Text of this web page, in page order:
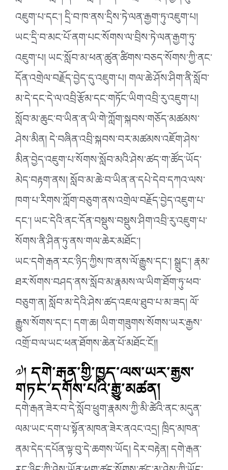
འཇུག་པ་དང་། དྲི་བ་ཁ་ནས་དྲིས་ཏེ་ལན་རྒྱག་ཏུ་འཇུག་པ།
ཡང་དྲི་བ་མང་པོ་ནག་པང་སོགས་ལ་བྲིས་ཏེ་ལན་རྒྱག་ཏུ་
འཇུག་པ། ཡང་སློབ་མ་ཕན་ཚུན་ཚིགས་བཅད་སོགས་ཀྱི་ནང་
དོན་འགྲེལ་བརྗོད་བྱེད་དུ་འཇུག་པ། གལ་ཆེ་ཤོས་ཤིག་ནི་སློབ་
མ་དེ་དང་དེ་ལ་འབྲི་རྩོམ་དང་གཏོང་ཡིག་འབྲི་རུ་འཇུག་པ།
སློབ་མ་ཆུང་བ་ཡིན་ན་ཡི་གེ་ཀློག་སྐབས་གཅོད་མཚམས་
ཤེས་མིན། དེ་བཞིན་འབྲི་སྐབས་བར་མཚམས་འཇོག་ཤེས་
མིན་བྱེད་འཇུག་པ་སོགས་སློབ་མའི་ཤེས་ཚད་ག་ཚོད་ཡོད་
མེད་བརྟག་ནས། སློབ་མ་ཆེ་བ་ཡིན་ན་དཔེ་དེབ་དཀའ་ལས་
ཁག་པ་རིགས་ཀློག་བཅུག་ནས་འགྲེལ་བརྗོད་བྱེད་འཇུག་པ་
དང་། ཡང་དེའི་ནང་དོན་བསྡུས་བསྡུས་ཤིག་འབྲི་རུ་འཇུག་པ་
སོགས་ནི་ཤིན་ཏུ་ནས་གལ་ཆེར་མཐོང་།
ཡང་དགེ་རྒན་རང་ཉིད་ཀྱིས་ཁ་ནས་ལོ་རྒྱུས་དང་། སྒྲུང་། རྣམ་
ཐར་སོགས་བཤད་ནས་སློབ་མ་རྣམས་ལ་ཡིག་ཐོག་ཏུ་ཕབ་
བཅུག་ན། སློབ་མ་དེའི་ཤེས་ཚད་འཇལ་ཐུབ་པ་མ་ཟད། ལོ་
རྒྱུས་སོགས་དང་། དག་ཆ། ཡིག་གཟུགས་སོགས་ཡར་རྒྱས་
འགྲོ་བ་ལ་ཡང་ཕན་ཐོགས་ཆེན་པོ་མཐོང་ངོ།།
༧། དགེ་རྒན་གྱི་ཁྱད་ལས་ཡར་རྒྱས་
གཏང་དགོས་པའི་རྒྱུ་མཚན།
དགེ་རྒན་ཟེར་བ་དེ་སློབ་ཕྲུག་རྣམས་ཀྱི་མི་ཚེའི་ནང་མདུན་
ལམ་ཡང་དག་པ་སྟོན་མཁན་ཟེར་ནའང་འདྲ། ཁྲིད་མཁན་
ནམ་དེད་དཔོན་ལྟ་བུ་དེ་ཆགས་ཡོད། དེར་བརྟེན། དགེ་རྒན་